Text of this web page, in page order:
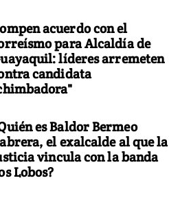
acuerdo con el
para Alcaldía de
líderes arremeten
candidata
es Baldor Bermeo
el exalcalde al que la
vincula con la banda
Lobos?